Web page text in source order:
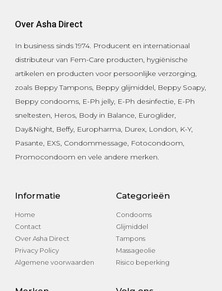
Over Asha Direct
In business sinds 1974. Producent en internationaal
distributeur van Fem-Care producten, hygiënische
artikelen en producten voor persoonlijke verzorging,
zoals Beppy Tampons, Beppy glijmiddel, Beppy Soapy,
Beppy condooms, E-Ph jelly, E-Ph desinfectie, E-Ph
sneltesten, Heros, Body in Balance, Euroglider,
Day&Night, Beffy, Europharma, Durex, London, K-Y,
Pasante, EXS, Condommessage, Fotocondoom,
Promocondoom en vele andere merken.
Informatie
Home
Contact
Over Asha Direct
Privacy Policy
Algemene voorwaarden
Categorieën
Condooms
Glijmiddel
Tampons
Massageolie
Risico beperking